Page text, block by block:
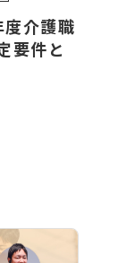
介護職
要件と